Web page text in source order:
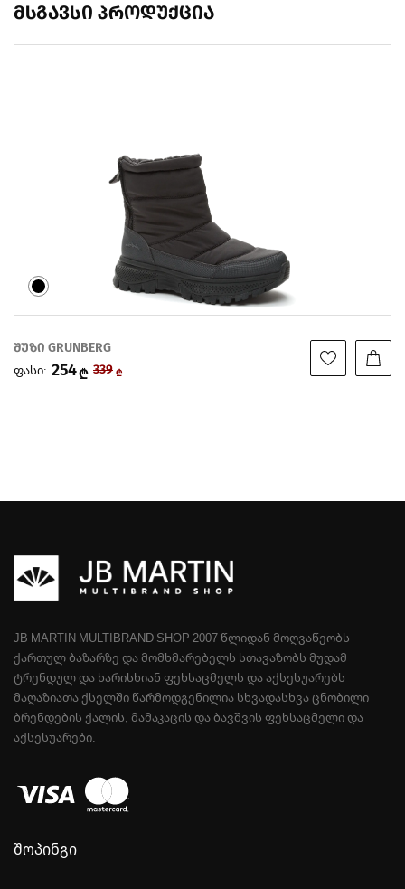
მსგავსი პროდუქცია
შუზი GRUNBERG
ფასი: 254₾ 339 ₾
JB MARTIN MULTIBRAND SHOP 2007 ᲬᲚᲘᲓᲐᲜ ᲛᲝᲦᲕᲐᲬᲔᲝᲑᲡ
ᲥᲐᲠᲗᲣᲚ ᲑᲐᲖᲐᲠᲖᲔ ᲓᲐ ᲛᲝᲛᲮᲛᲐᲠᲔᲑᲔᲚᲡ ᲡᲗᲐᲕᲐᲖᲝᲑᲡ ᲛᲣᲓᲐᲛ
ᲢᲠᲔᲜᲓᲣᲚ ᲓᲐ ᲮᲐᲠᲘᲡᲮᲘᲐᲜ ᲤᲔᲮᲡᲐᲪᲛᲔᲚᲡ ᲓᲐ ᲐᲥᲡᲔᲡᲣᲐᲠᲔᲑᲡ
ᲛᲐᲦᲐᲖᲘᲐᲗᲐ ᲥᲡᲔᲚᲨᲘ ᲬᲐᲠᲛᲝᲓᲒᲔᲜᲘᲚᲘᲐ ᲡᲮᲕᲐᲓᲐᲡᲮᲕᲐ ᲪᲜᲝᲑᲘᲚᲘ
ᲑᲠᲔᲜᲓᲔᲑᲘᲡ ᲥᲐᲚᲘᲡ, ᲛᲐᲛᲐᲙᲐᲪᲘᲡ ᲓᲐ ᲑᲐᲕᲨᲕᲘᲡ ᲤᲔᲮᲡᲐᲪᲛᲔᲚᲘ ᲓᲐ
ᲐᲥᲡᲔᲡᲣᲐᲠᲔᲑᲘ.
შოპინგი